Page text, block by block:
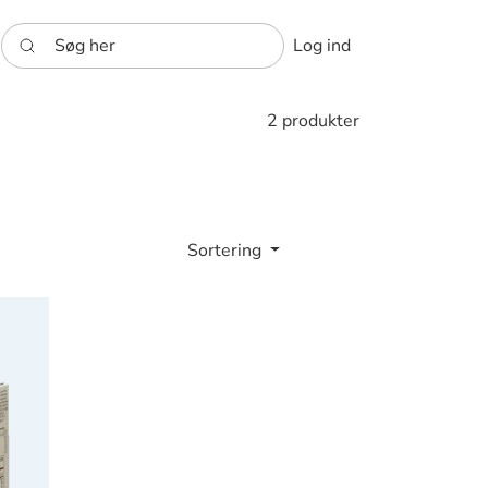
Søg her Log ind
2 produkter
Sortering